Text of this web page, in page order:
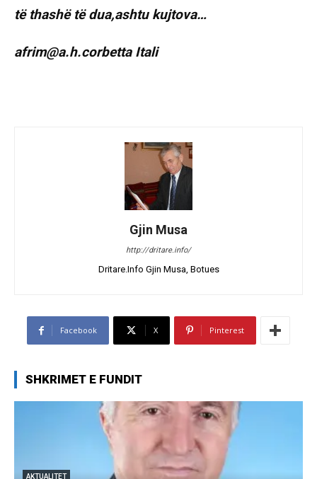
të thashë të dua,ashtu kujtova…
afrim@a.h.corbetta Itali
Gjin Musa
http://dritare.info/
Dritare.Info Gjin Musa, Botues
Facebook X Pinterest
SHKRIMET E FUNDIT